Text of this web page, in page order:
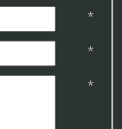
*
*
*